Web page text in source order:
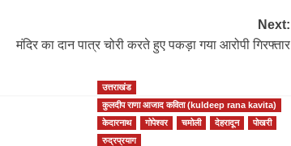
Next:
मंदिर का दान पात्र चोरी करते हुए पकड़ा गया आरोपी गिरफ्तार
उत्तराखंड
कुलदीप राणा आजाद कविता (kuldeep rana kavita)
केदारनाथ
गोपेश्वर चमोली देहरादून
पोखरी
रुद्रप्रयाग